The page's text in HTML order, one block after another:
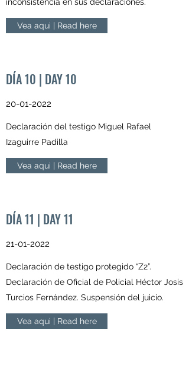
Vea aqui | Read here
DÍA 10 | DAY 10
20-01-2022
Declaración del testigo Miguel Rafael
Izaguirre Padilla
Vea aqui | Read here
DÍA 11 | DAY 11
21-01-2022
Declaración de testigo protegido “Z2”.
Declaración de Oficial de Policial Héctor Josis
Turcios Fernández. Suspensión del juicio.
Vea aqui | Read here